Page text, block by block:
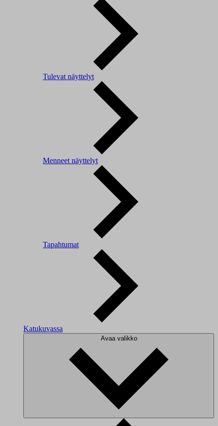
Tulevat näyttelyt
Menneet näyttelyt
Tapahtumat
Katukuvassa
Avaa valikko